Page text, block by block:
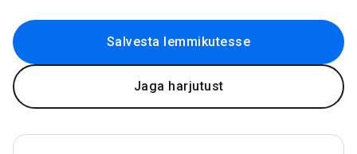
Salvesta lemmikutesse
Jaga harjutust